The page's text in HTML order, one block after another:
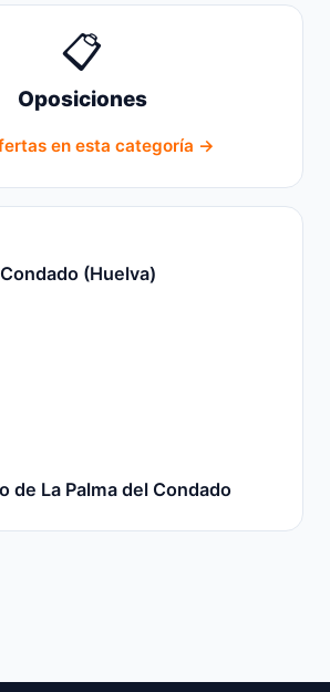
📋
Oposiciones
en esta categoría →
(Huelva)
de La Palma del Condado